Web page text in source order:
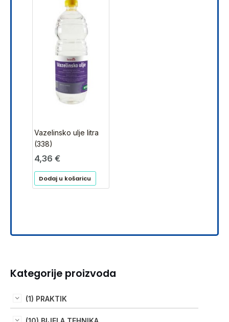
Kategorije proizvoda
(1) PRAKTIK
Vazelinsko ulje litra
(338)
4,36 €
Dodaj u košaricu